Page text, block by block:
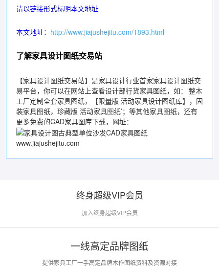
请以链接形式标明本文地址
本文地址： http://www.jiajushejitu.com/1893.html
了解家具设计图纸交易站
【家具设计图纸交易站】是家具设计行业首家家具设计图纸交
易平台，你可以在网站上查看设计部行货家具图纸，如：‘整木
工厂定制全套家具图纸，【限量版 活动家具设计图纸库】， 固
装家具图纸， 珍藏版 活动家具图纸’；等其他家具图纸，还有
更多免费的CAD家具图库下载，网址：
www.jiajushejitu.com
终身超级VIP会员
加入终身超级VIP会员
一线高定品牌图纸
提供家具工厂一手高定品牌木作图纸资料及资源对接